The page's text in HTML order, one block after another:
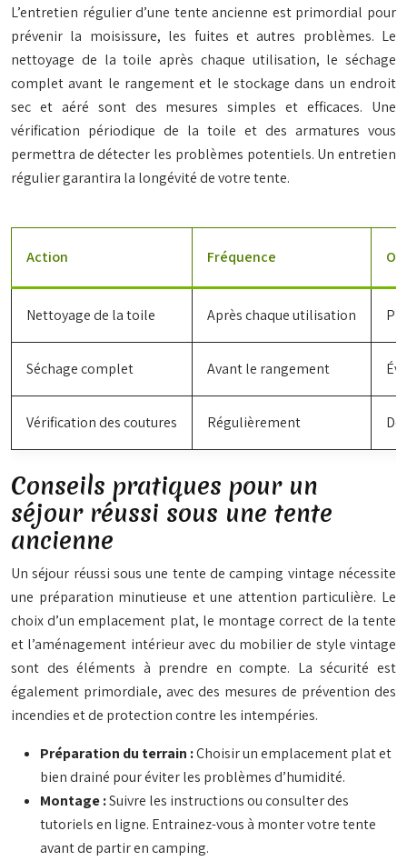
L’entretien régulier d’une tente ancienne est primordial pour
prévenir la moisissure, les fuites et autres problèmes. Le
nettoyage de la toile après chaque utilisation, le séchage
complet avant le rangement et le stockage dans un endroit
sec et aéré sont des mesures simples et efficaces. Une
vérification périodique de la toile et des armatures vous
permettra de détecter les problèmes potentiels. Un entretien
régulier garantira la longévité de votre tente.
Action Fréquence
Nettoyage de la toile Après chaque utilisation
Séchage complet Avant le rangement
Vérification des coutures Régulièrement
Conseils pratiques pour un
séjour réussi sous une tente
ancienne
Un séjour réussi sous une tente de camping vintage nécessite
une préparation minutieuse et une attention particulière. Le
choix d’un emplacement plat, le montage correct de la tente
et l’aménagement intérieur avec du mobilier de style vintage
sont des éléments à prendre en compte. La sécurité est
également primordiale, avec des mesures de prévention des
incendies et de protection contre les intempéries.
Préparation du terrain :Choisir un emplacement plat et
bien drainé pour éviter les problèmes d’humidité.
Montage :Suivre les instructions ou consulter des
tutoriels en ligne. Entrainez-vous à monter votre tente
avant de partir en camping.